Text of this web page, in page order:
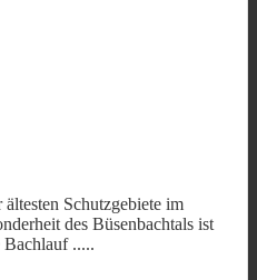
Schutzgebiete im
des Büsenbachtals ist
Bachlauf .....